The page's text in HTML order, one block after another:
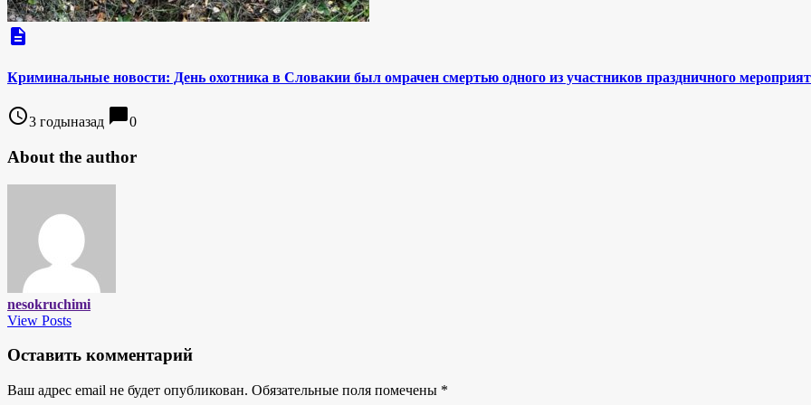
description
Криминальные новости: День охотника в Словакии был омрачен смертью одного из участников праздничного
access_time3 годыназад chat_bubble0
About the author
nesokruchimi
View Posts
Оставить комментарий
Ваш адрес email не будет опубликован. Обязательные поля помечены *